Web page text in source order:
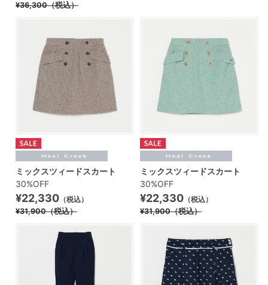
¥36,300（税込）
ミックスツィードスカート
30%OFF
¥22,330 （税込）
¥31,900（税込）
ミックスツィードスカート
30%OFF
¥22,330 （税込）
¥31,900（税込）